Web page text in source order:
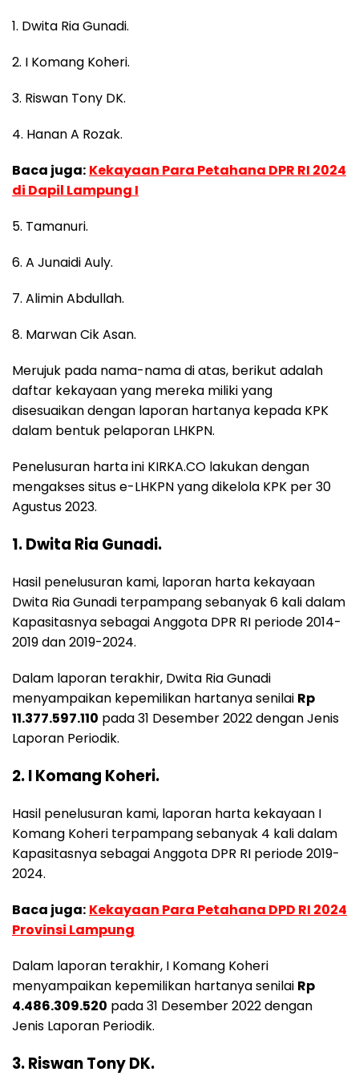
1. Dwita Ria Gunadi.
2. I Komang Koheri.
3. Riswan Tony DK.
4. Hanan A Rozak.
Baca juga: Kekayaan Para Petahana DPR RI 2024
di Dapil Lampung I
5. Tamanuri.
6. A Junaidi Auly.
7. Alimin Abdullah.
8. Marwan Cik Asan.
Merujuk pada nama-nama di atas, berikut adalah
daftar kekayaan yang mereka miliki yang
disesuaikan dengan laporan hartanya kepada KPK
dalam bentuk pelaporan LHKPN.
Penelusuran harta ini KIRKA.CO lakukan dengan
mengakses situs e-LHKPN yang dikelola KPK per 30
Agustus 2023.
1. Dwita Ria Gunadi.
Hasil penelusuran kami, laporan harta kekayaan
Dwita Ria Gunadi terpampang sebanyak 6 kali dalam
Kapasitasnya sebagai Anggota DPR RI periode 2014-
2019 dan 2019-2024.
Dalam laporan terakhir, Dwita Ria Gunadi
menyampaikan kepemilikan hartanya senilai Rp
11.377.597.110 pada 31 Desember 2022 dengan Jenis
Laporan Periodik.
2. I Komang Koheri.
Hasil penelusuran kami, laporan harta kekayaan I
Komang Koheri terpampang sebanyak 4 kali dalam
Kapasitasnya sebagai Anggota DPR RI periode 2019-
2024.
Baca juga: Kekayaan Para Petahana DPD RI 2024
Provinsi Lampung
Dalam laporan terakhir, I Komang Koheri
menyampaikan kepemilikan hartanya senilai Rp
4.486.309.520 pada 31 Desember 2022 dengan
Jenis Laporan Periodik.
3. Riswan Tony DK.